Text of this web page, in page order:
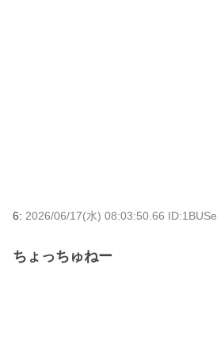
6: 2026/06/17(水) 08:03:50.66 ID:1BUSe
ちょっちゅねー